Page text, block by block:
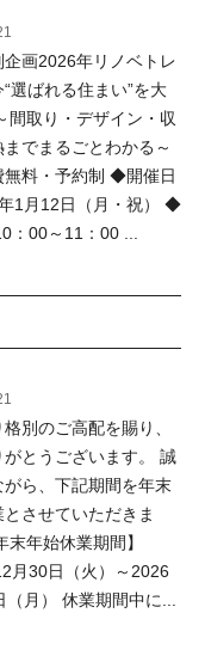
企画2026年リノベトレ
“選ばれる住まい”を大
間取り・デザイン・収
でまるごとわかる～
無料・予約制 ◆開催日
1月12日（月・祝） ◆
00～11：00 ...
別のご高配を賜り、
がとうございます。 誠
がら、下記期間を年末
させていただきま
末年始休業期間】
月30日（火）～2026
月） 休業期間中に...